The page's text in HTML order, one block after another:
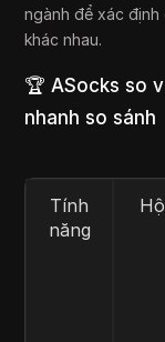
ngành để xác
khác nhau.
🏆 ASocks so
nhanh so sánh
Tính
năng